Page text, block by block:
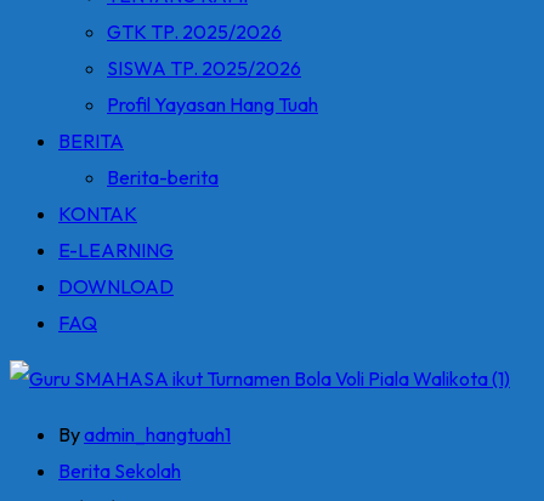
GTK TP. 2025/2026
SISWA TP. 2025/2026
Profil Yayasan Hang Tuah
BERITA
Berita-berita
KONTAK
E-LEARNING
DOWNLOAD
FAQ
Byadmin_hangtuah1
Berita Sekolah